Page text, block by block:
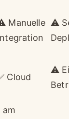
Manuelle ⚠️
Cloud
⚠️
am